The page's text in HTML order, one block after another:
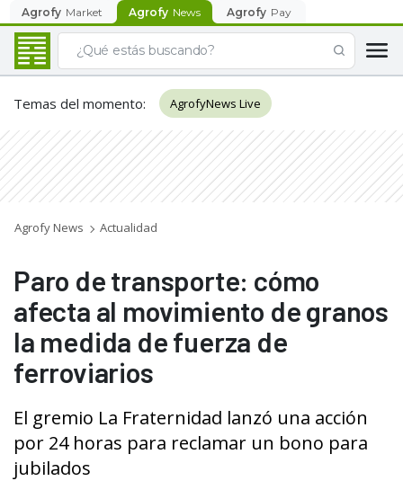
Agrofy Market Agrofy News Agrofy Pay
Temas del momento: AgrofyNews Live
Agrofy News Actualidad
Paro de transporte: cómo
afecta al movimiento de granos
la medida de fuerza de
ferroviarios
El gremio La Fraternidad lanzó una acción
por 24 horas para reclamar un bono para
jubilados